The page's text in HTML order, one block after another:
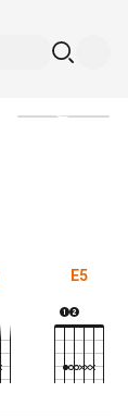
E5